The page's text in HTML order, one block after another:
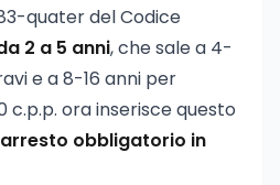
quater del Codice
2 a 5 anni, che sale a 4-
e a 8-16 anni per
c.p.p. ora inserisce questo
arresto obbligatorio in